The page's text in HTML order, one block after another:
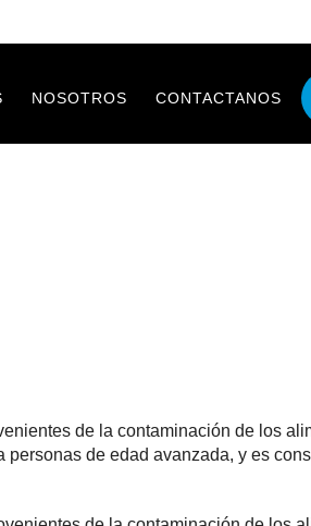
NOSOTROS CONTACTANOS
de la contaminación de los
de edad avanzada, y es